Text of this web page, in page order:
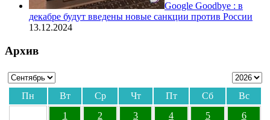
Google Goodbye : в
декабре будут введены новые санкции против России
13.12.2024
Архив
Пн Вт Ср Чт Пт Сб
Вс
1
2 3 4 5 6